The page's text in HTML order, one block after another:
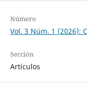
Número
Vol. 3 Núm. 1 (2026):
Sección
Artículos